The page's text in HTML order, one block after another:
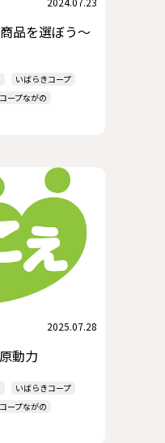
品を選ぼう～
いばらきコープ
コープながの
2025.07.28
動力
いばらきコープ
コープながの